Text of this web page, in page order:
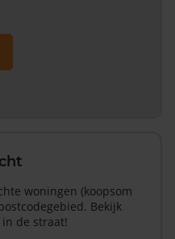
woningen (koopsom
Bekijk
de straat!